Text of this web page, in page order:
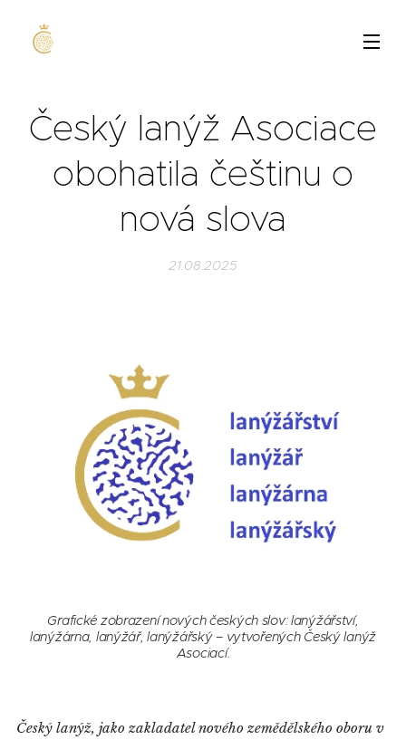
Český lanýž Asociace
obohatila češtinu o
nová slova
21.08.2025
Grafické zobrazení nových českých slov: lanýžářství,
lanýžárna, lanýžář, lanýžářský – vytvořených Český lanýž
Asociací.
Český lanýž, jako zakladatel nového zemědělského oboru v